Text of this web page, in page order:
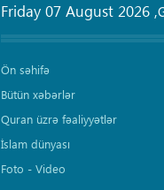
Friday 07 August 2026 ,
Ön səhifə
Bütün xəbərlər
Quran üzrə fəaliyyətlər
İslam dünyası
Foto - Video